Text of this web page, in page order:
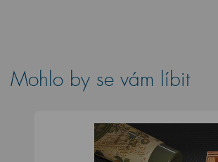
Mohlo by se vám líbit